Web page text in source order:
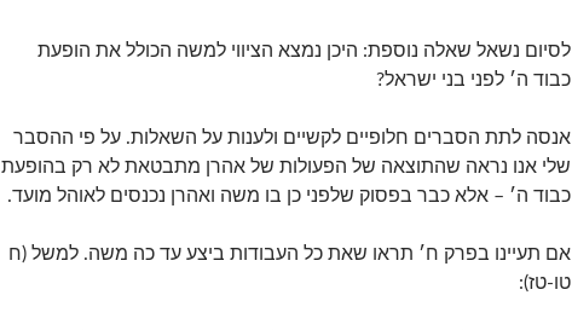
לסיום נשאל שאלה נוספת: היכן נמצא הציווי למשה הכולל את הופעת
כבוד ה׳ לפני בני ישראל?
אנסה לתת הסברים חלופיים לקשיים ולענות על השאלות. על פי ההסבר
שלי אנו נראה שהתוצאה של הפעולות של אהרן מתבטאת לא רק בהופעת
כבוד ה׳ – אלא כבר בפסוק שלפני כן בו משה ואהרן נכנסים לאוהל מועד.
אם תעיינו בפרק ח׳ תראו שאת כל העבודות ביצע עד כה משה. למשל (ח
טו-טז):